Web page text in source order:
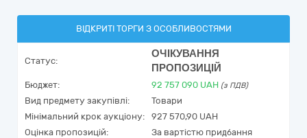
ВІДКРИТІ ТОРГИ З ОСОБЛИВОСТЯМИ
Статус:
ОЧІКУВАННЯ
ПРОПОЗИЦІЙ
Бюджет: 92 757 090 UAH (з ПДВ)
Вид предмету закупівлі:
Товари
Мінімальний крок аукціону:
927 570,90 UAH
Оцінка пропозицій:
За вартістю придбання